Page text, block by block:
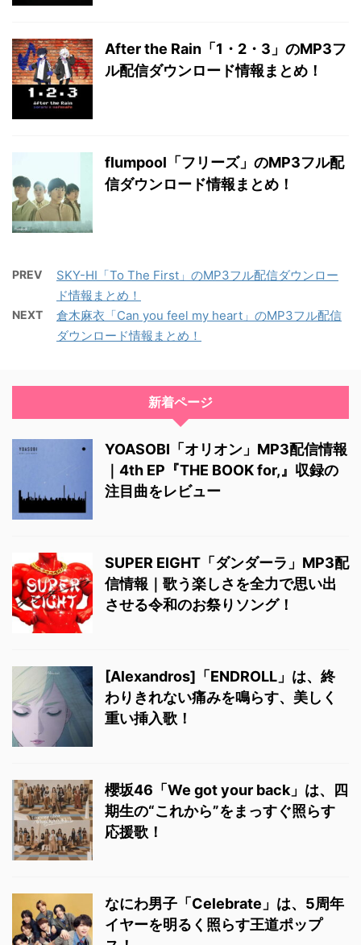
After the Rain「1・2・3」のMP3フ
ル配信ダウンロード情報まとめ！
flumpool「フリーズ」のMP3フル配
信ダウンロード情報まとめ！
PREV
SKY-HI「To The First」のMP3フル配信ダウンロー
ド情報まとめ！
NEXT
倉木麻衣「Can you feel my heart」のMP3フル配信
ダウンロード情報まとめ！
新着ページ
YOASOBI「オリオン」MP3配信情報
｜4th EP『THE BOOK for,』収録の
注目曲をレビュー
SUPER EIGHT「ダンダーラ」MP3配
信情報｜歌う楽しさを全力で思い出
させる令和のお祭りソング！
[Alexandros]「ENDROLL」は、終
わりきれない痛みを鳴らす、美しく
重い挿入歌！
櫻坂46「We got your back」は、四
期生の“これから”をまっすぐ照らす
応援歌！
なにわ男子「Celebrate」は、5周年
イヤーを明るく照らす王道ポップ